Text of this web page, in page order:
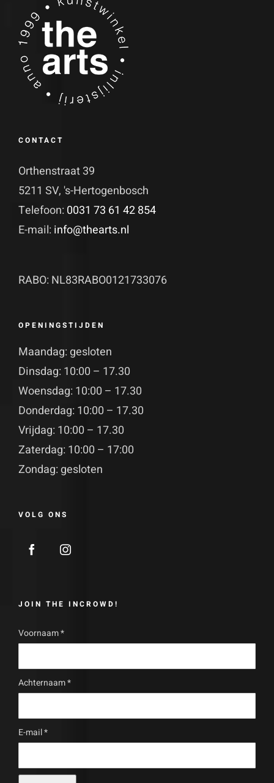
CONTACT
Orthenstraat 39
5211 SV, 's-Hertogenbosch
Telefoon: 0031 73 61 42 854
E-mail: info@thearts.nl
RABO: NL83RABO0121733076
OPENINGSTIJDEN
Maandag: gesloten
Dinsdag: 10:00 – 17.30
Woensdag: 10:00 – 17.30
Donderdag: 10:00 – 17.30
Vrijdag: 10:00 – 17.30
Zaterdag: 10:00 – 17:00
Zondag: gesloten
VOLG ONS
JOIN THE INCROWD!
Voornaam*
Achternaam*
E-mail*